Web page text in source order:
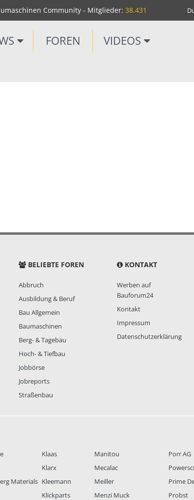
Community - Mitglieder: 38.431
FOREN VIDEOS
BELIEBTE FOREN
Abbruch
Ausbildung & Beruf
Bau Allgemein
Baumaschinen
Berg- & Tagebau
Hoch- & Tiefbau
Jobbörse
Jobreports
Straßenbau
KONTAKT
Werben auf
Bauforum24
Kontakt
Impressum
Datenschutzerklärung
Materials
Klaas
Klarx
Kleemann
Klickparts
Manitou
Mecalac
Meiller
Menzi Muck
Porr AG
Prime
Probst